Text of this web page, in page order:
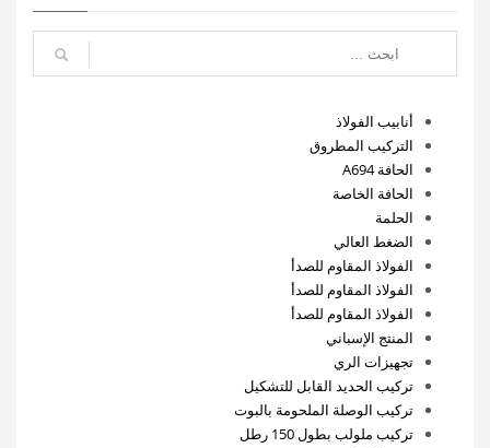
أنابيب الفولاذ
التركيب المطروق
الحافة A694
الحافة الخاصة
الحلمة
الضغط العالي
الفولاذ المقاوم للصدأ
الفولاذ المقاوم للصدأ
الفولاذ المقاوم للصدأ
المنتج الإسباني
تجهيزات الري
تركيب الحديد القابل للتشكيل
تركيب الوصلة الملحومة بالبوت
تركيب ملولب بطول 150 رطل